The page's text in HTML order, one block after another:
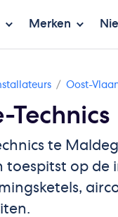
Merken
Oost-
Technics
te
toespitst op de